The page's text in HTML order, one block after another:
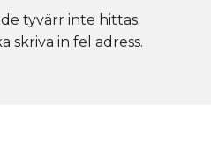
tyvärr inte hittas.
skriva in fel adress.